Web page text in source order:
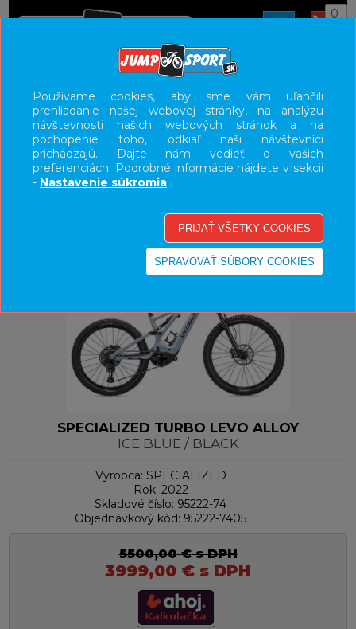
0
E-BIKE HORSKÉ CELODPRUŽENÉ
UŽÍVATEĽSKÝ PANEL
KATEGÓRIE
VÝPREDAJ - VŠETKO
SPECIALIZED TURBO LEVO ALLOY
ICE BLUE / BLACK
Výrobca: SPECIALIZED
Rok: 2022
Skladové číslo: 95222-74
Objednávkový kód: 95222-7405
5500,00 €s DPH
3999,00 € s DPH
Používame cookies, aby sme vám uľahčili
prehliadanie našej webovej stránky, na analýzu
návštevnosti našich webových stránok a na
pochopenie toho, odkiaľ naši návštevníci
prichádzajú. Dajte nám vedieť o vašich
preferenciách. Podrobné informácie nájdete v sekcii
- Nastavenie súkromia